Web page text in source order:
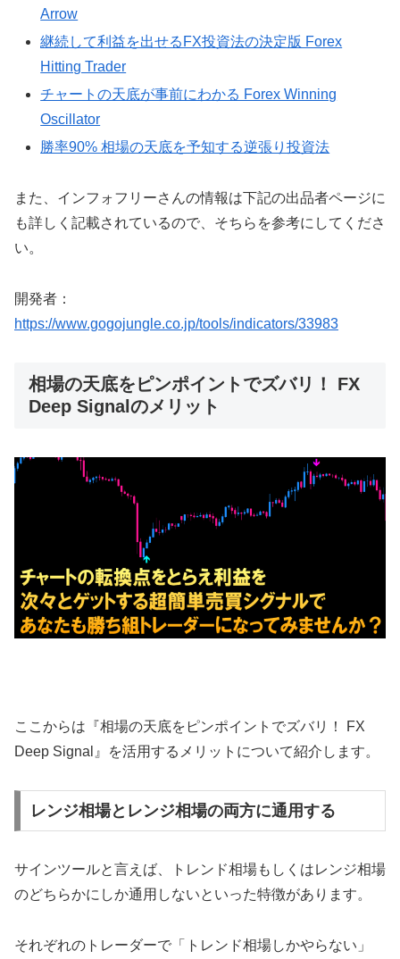
Arrow
継続して利益を出せるFX投資法の決定版 Forex
Hitting Trader
チャートの天底が事前にわかる Forex Winning
Oscillator
勝率90% 相場の天底を予知する逆張り投資法
また、インフォフリーさんの情報は下記の出品者ページに
も詳しく記載されているので、そちらを参考にしてくださ
い。
開発者：
https://www.gogojungle.co.jp/tools/indicators/33983
相場の天底をピンポイントでズバリ！ FX
Deep Signalのメリット
ここからは『相場の天底をピンポイントでズバリ！ FX
Deep Signal』を活用するメリットについて紹介します。
レンジ相場とレンジ相場の両方に通用する
サインツールと言えば、トレンド相場もしくはレンジ相場
のどちらかにしか通用しないといった特徴があります。
それぞれのトレーダーで「トレンド相場しかやらない」